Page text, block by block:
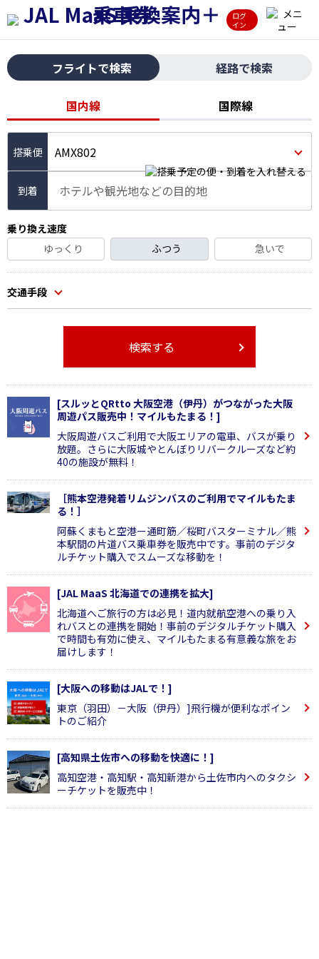
ログ
イン
フライトで検索 経路で検索
国内線 国際線
AMX802
到着 ホテルや観光地などの目的地
乗り換え速度
ゆっくり
ふつう 急いで
交通手段
検索する
[スルッとQRtto 大阪空港（伊丹）がつながった大阪
周遊パス販売中！マイルもたまる！]
大阪周遊バスご利用で大阪エリアの電車、バスが乗り
放題。さらに大阪城やとんぼりリバークルーズなど約
40の施設が無料！
［熊本空港発着リムジンバスのご利用でマイルもたま
る！］
阿蘇くまもと空港ー通町筋／桜町バスターミナル／熊
本駅間の片道バス乗車券を販売中です。事前のデジタ
ルチケット購入でスムーズな移動を！
[JAL MaaS 北海道での連携を拡大]
北海道へご旅行の方は必見！道内就航空港への乗り入
れバスとの連携を開始！事前のデジタルチケット購入
で時間も有効に使え、マイルもたまる有意義な旅をお
届けします！
[大阪への移動はJALで！]
東京（羽田）－大阪（伊丹）]飛行機が便利なポイン
トのご紹介
[高知県土佐市への移動を快適に！]
高知空港・高知駅・高知新港から土佐市内へのタクシ
ーチケットを販売中！